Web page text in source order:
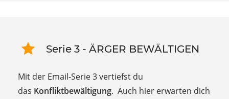
Serie 3 - ÄRGER BEWÄLTIGEN
Mit der Email-Serie 3 vertiefst du
das Konfliktbewältigung. Auch hier erwarten dich